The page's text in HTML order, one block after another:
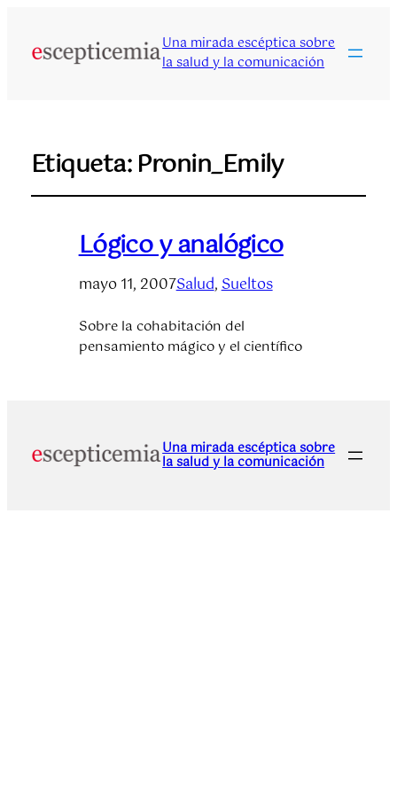
Una mirada escéptica sobre
la salud y la comunicación
Etiqueta:Pronin_Emily
Lógico y analógico
mayo 11, 2007Salud, Sueltos
Sobre la cohabitación del
pensamiento mágico y el científico
Una mirada escéptica sobre
la salud y la comunicación